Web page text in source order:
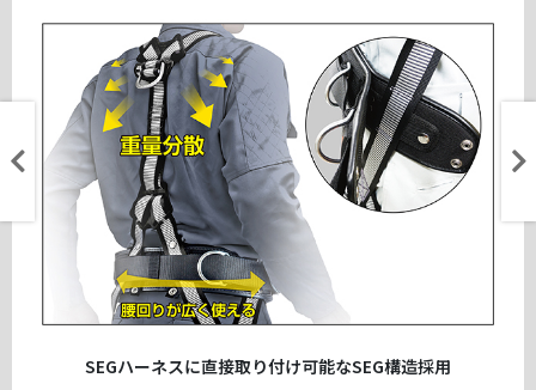
SEGハーネスに直接取り付け可能なSEG構造採用